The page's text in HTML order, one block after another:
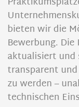
bieten wir die
Bewerbung.
aktualisiert und
transparent
zu werden –
technischen